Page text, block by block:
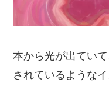
本から光が出てい
されているようなイ